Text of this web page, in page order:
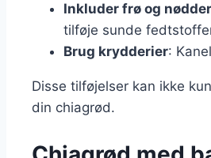
Inkluder frø og nødder
tilføje sunde
Brug krydderier:
Disse tilføjelser kan ikke
din chiagrød.